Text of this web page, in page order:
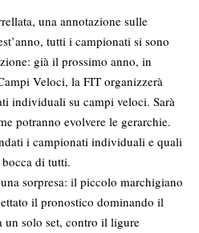
una annotazione sulle
tutti i campionati si sono
già il prossimo anno, in
Veloci, la FIT organizzerà
individuali su campi veloci. Sarà
potranno evolvere le gerarchie.
i campionati individuali e quali
di tutti.
sorpresa: il piccolo marchigiano
il pronostico dominando il
un solo set, contro il ligure